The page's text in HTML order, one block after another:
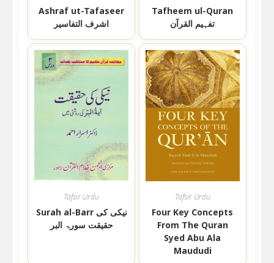
Ashraf ut-Tafaseer
اشرف التفاسیر
Tafheem ul-Quran
تفہیم القرآن
Tafsir Urdu
Surah al-Barr نیکی کی
حقیقت سورۃ البر
Tafsir Urdu
Four Key Concepts
From The Quran
Syed Abu Ala
Maududi